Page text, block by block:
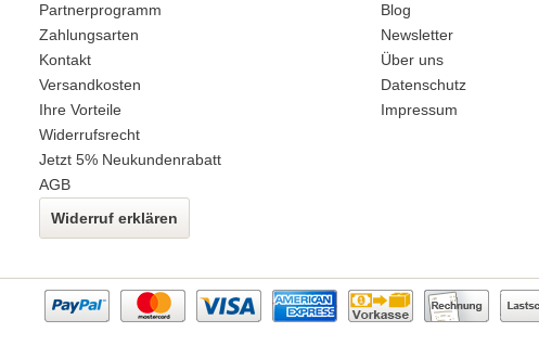
Partnerprogramm
Zahlungsarten
Kontakt
Versandkosten
Ihre Vorteile
Widerrufsrecht
Jetzt 5% Neukundenrabatt
AGB
Widerruf erklären
Blog
Newsletter
Über uns
Datenschutz
Impressum